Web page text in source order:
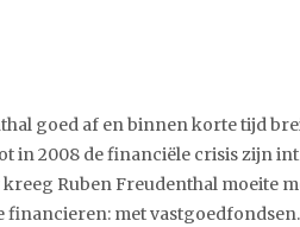
goed af en binnen korte tijd
in 2008 de financiële crisis zijn
Ruben Freudenthal moeite
met